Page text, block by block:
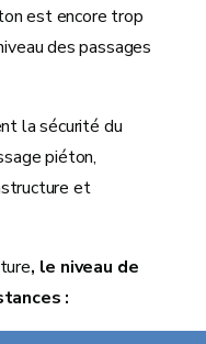
est encore trop
des passages
la sécurité du
piéton,
et
, le niveau de
: